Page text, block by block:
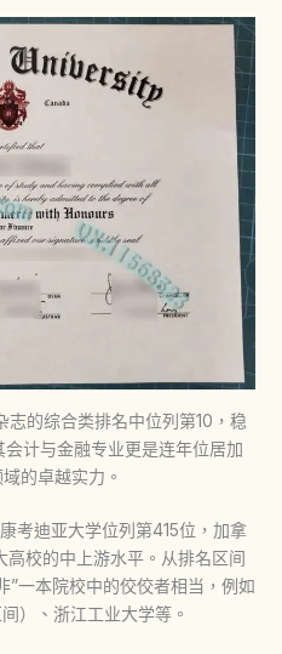
的综合类排名中位列第10，稳
计与金融专业更是连年位居加
的卓越实力。
考迪亚大学位列第415位，加拿
校的中上游水平。从排名区间
”一本院校中的佼佼者相当，例如
）、浙江工业大学等。